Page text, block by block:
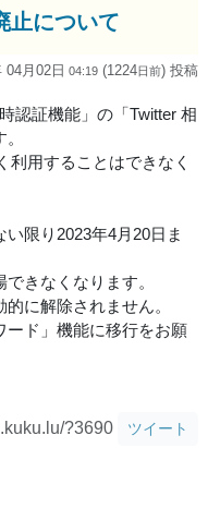
止について
04月02日 04:19 (1224日前) 投稿
認証機能」の「Twitter 相
利用することはできなく
限り2023年4月20日ま
きなくなります。
に解除されません。
ード」機能に移行をお願
?3690 ツイート